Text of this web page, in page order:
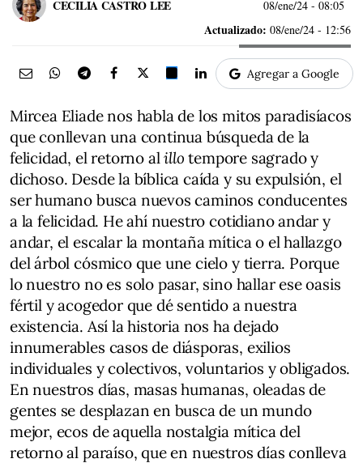
CECILIA CASTRO LEE 08/ene/24 - 08:05
Actualizado: 08/ene/24 - 12:56
Agregar a Google
Mircea Eliade nos habla de los mitos paradisíacos
que conllevan una continua búsqueda de la
felicidad, el retorno alillotempore sagrado y
dichoso. Desde la bíblica caída y su expulsión, el
ser humano busca nuevos caminos conducentes
a la felicidad. He ahí nuestro cotidiano andar y
andar, el escalar la montaña mítica o el hallazgo
del árbol cósmico que une cielo y tierra. Porque
lo nuestro no es solo pasar, sino hallar ese oasis
fértil y acogedor que dé sentido a nuestra
existencia. Así la historia nos ha dejado
innumerables casos de diásporas, exilios
individuales y colectivos, voluntarios y obligados.
En nuestros días, masas humanas, oleadas de
gentes se desplazan en busca de un mundo
mejor, ecos de aquella nostalgia mítica del
retorno al paraíso, que en nuestros días conlleva